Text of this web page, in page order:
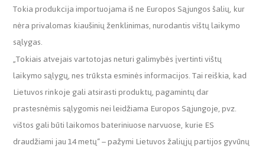
Tokia produkcija importuojama iš ne Europos Sąjungos šalių, kur
nėra privalomas kiaušinių ženklinimas, nurodantis vištų laikymo
sąlygas.
„Tokiais atvejais vartotojas neturi galimybės įvertinti vištų
laikymo sąlygų, nes trūksta esminės informacijos. Tai reiškia, kad
Lietuvos rinkoje gali atsirasti produktų, pagamintų dar
prastesnėmis sąlygomis nei leidžiama Europos Sąjungoje, pvz.
vištos gali būti laikomos bateriniuose narvuose, kurie ES
draudžiami jau 14 metų“ – pažymi Lietuvos žaliųjų partijos gyvūnų